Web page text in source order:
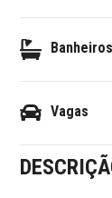
Banheiros
Vagas